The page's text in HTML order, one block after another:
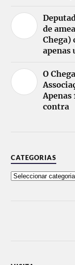
de
Chega)
apenas
O
Apenas
contra
CATEGORIAS